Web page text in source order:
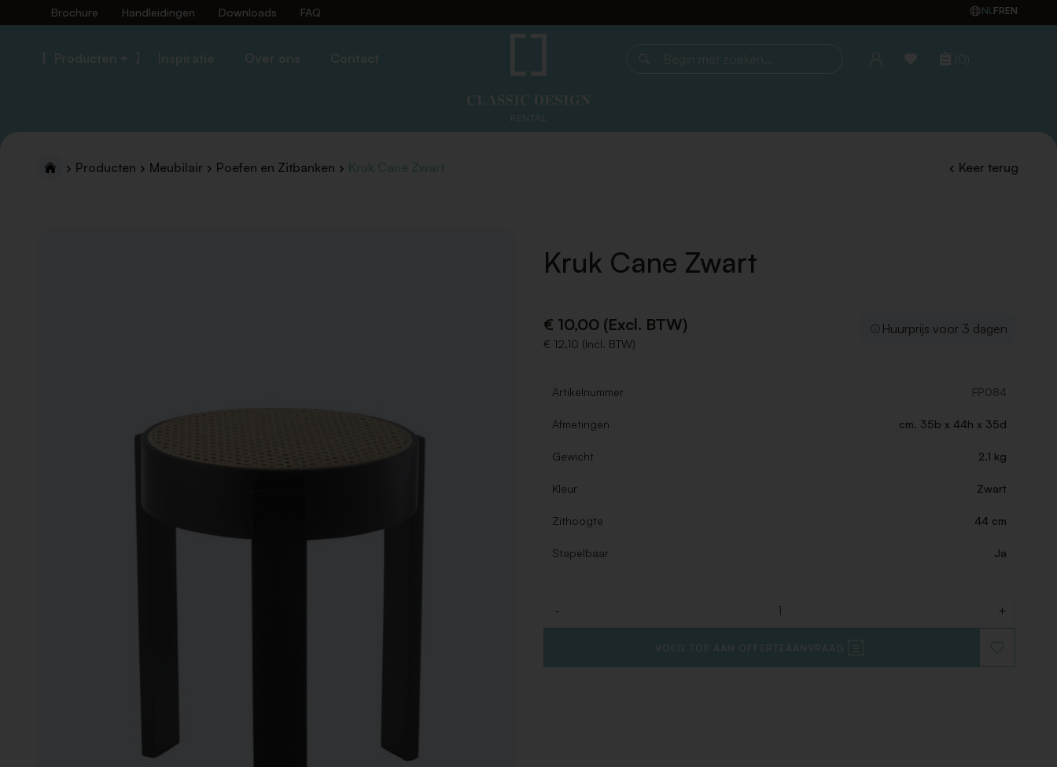
Brochure Handleidingen Downloads FAQ NLFREN
Producten + Inspiratie Over ons Contact
Begin met zoeken... (0)
Producten Meubilair Poefen en Zitbanken Kruk Cane Zwart Keer terug
Kruk Cane Zwart
€ 10,00 (Excl. BTW)
€ 12,10 (Incl. BTW)
Huurprijs voor 3 dagen
Artikelnummer FP084
Afmetingen cm. 35b x 44h x 35d
Gewicht 2.1 kg
Kleur Zwart
Zithoogte 44 cm
Stapelbaar Ja
- +
VOEG TOE AAN OFFERTEAANVRAAG
TOE